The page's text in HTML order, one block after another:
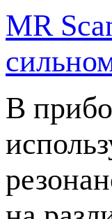
MR
В